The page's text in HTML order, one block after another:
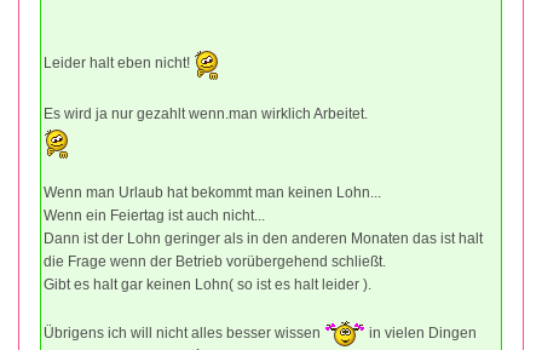
Leider halt eben nicht!
Es wird ja nur gezahlt wenn.man wirklich Arbeitet.
Wenn man Urlaub hat bekommt man keinen Lohn...
Wenn ein Feiertag ist auch nicht...
Dann ist der Lohn geringer als in den anderen Monaten das ist halt
die Frage wenn der Betrieb vorübergehend schließt.
Gibt es halt gar keinen Lohn( so ist es halt leider ).
Übrigens ich will nicht alles besser wissen
in vielen Dingen